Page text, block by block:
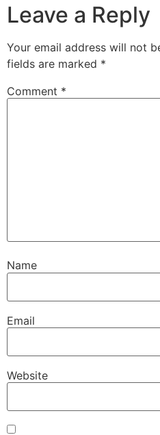
Leave a Reply
Your email address will not
fields are marked *
Comment *
Name
Email
Website